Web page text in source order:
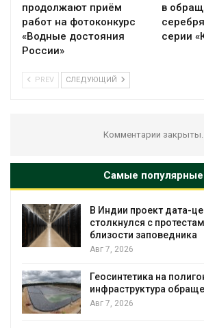
продолжают приём
работ на фотоконкурс
«Водные достояния
России»
в
серии
PREV СЛЕДУЮЩИЙ
Комментарии закрыты.
Самые популярные
В Индии проект дата-
столкнулся с
близости заповедника
Авг 7, 2026
Геосинтетика на
инфраструктура
Авг 7, 2026